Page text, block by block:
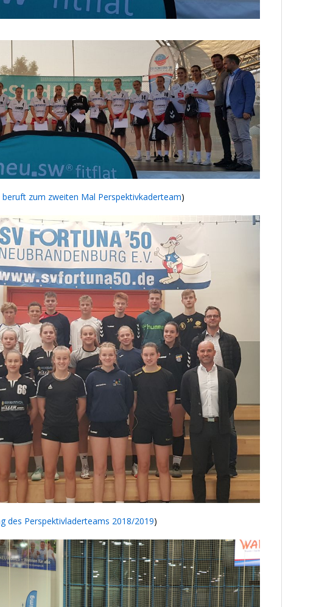
beruft zum zweiten Mal Perspektivkaderteam)
des Perspektivladerteams 2018/2019)